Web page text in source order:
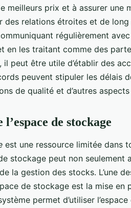
meilleurs prix et à assurer une
des relations étroites et de
régulièrement
en les traitant comme des
il peut être utile d’établir des
peuvent stipuler les délais
de qualité et d’autres
de stockage
est une ressource limitée dans
stockage peut non seulement
la gestion des stocks. L’une
de stockage est la mise en
permet d’utiliser